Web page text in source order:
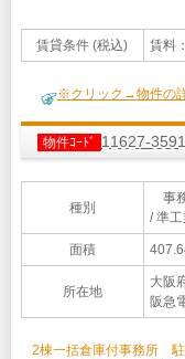
賃貸条件 (税込) 賃料
※クリック→物件の
物件ｺｰﾄﾞ 11627-
種別
事
/ 準
面積
所在地
大阪
阪急
2棟一括倉庫付事務所